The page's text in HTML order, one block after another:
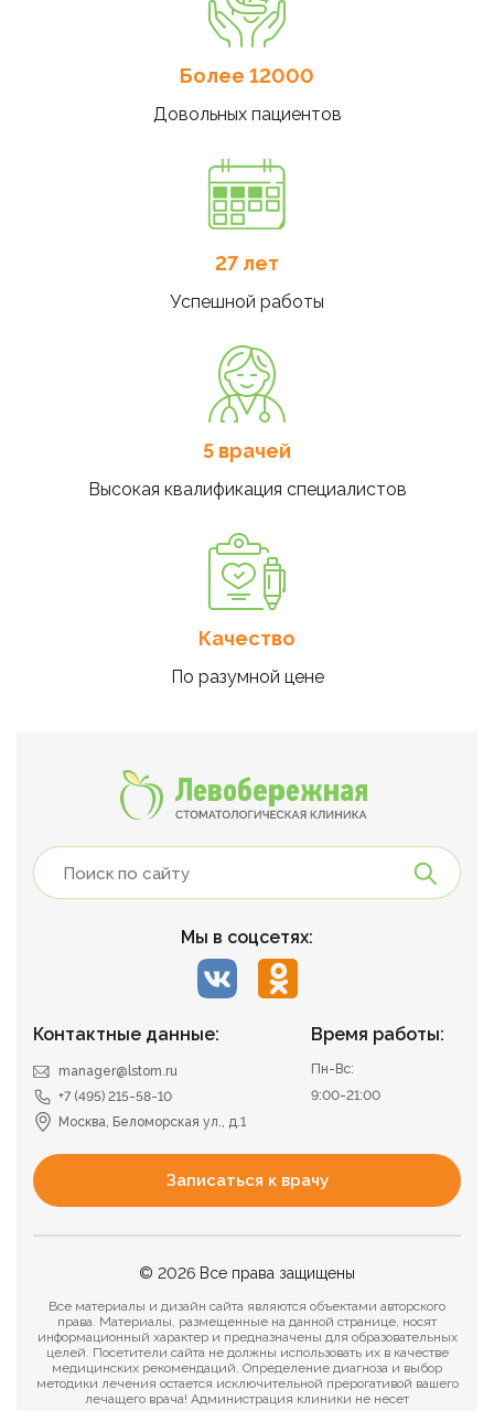
Более 12000
Довольных пациентов
27 лет
Успешной работы
5 врачей
Высокая квалификация специалистов
Качество
По разумной цене
Время работы:
Пн-Вс:
9:00-21:00
Контактные данные:
manager@lstom.ru
+7 (495) 215-58-10
Москва, Беломорская ул., д.1
Мы в соцсетях:
Записаться к врачу
© 2026 Все права защищены
Все материалы и дизайн сайта являются объектами авторского
права. Материалы, размещенные на данной странице, носят
информационный характер и предназначены для образовательных
целей. Посетители сайта не должны использовать их в качестве
медицинских рекомендаций. Определение диагноза и выбор
методики лечения остается исключительной прерогативой вашего
лечащего врача! Администрация клиники не несет